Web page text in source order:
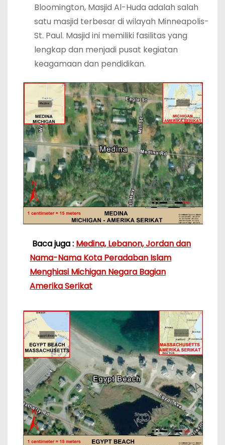
Bloomington, Masjid Al-Huda adalah salah
satu masjid terbesar di wilayah Minneapolis-
St. Paul. Masjid ini memiliki fasilitas yang
lengkap dan menjadi pusat kegiatan
keagamaan dan pendidikan.
Baca juga : Medina, Lebanon, Jordan dan
Nama-Nama Kota Peradaban Islam
Menghiasi Michigan Negara Bagian
Amerika Serikat